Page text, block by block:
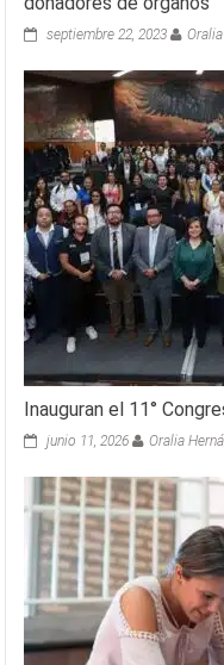
septiembre 22, 2023
Inauguran el 11°
junio 11, 2026 Oralia